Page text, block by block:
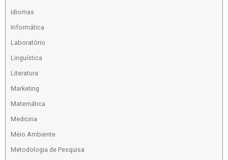
Idiomas
Informática
Laboratório
Linguística
Literatura
Marketing
Matemática
Medicina
Meio Ambiente
Metodologia de Pesquisa